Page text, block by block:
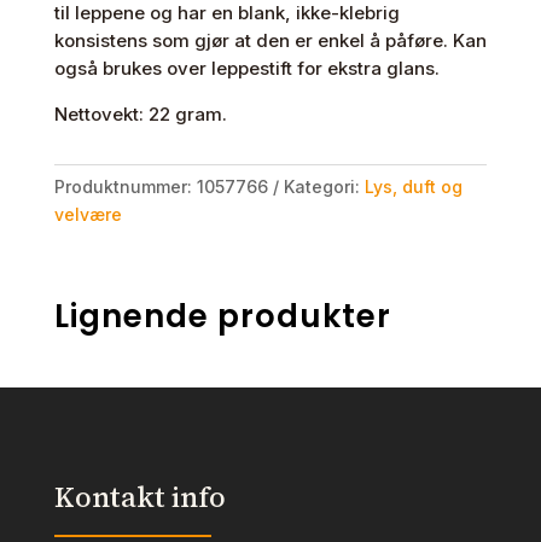
til leppene og har en blank, ikke-klebrig
konsistens som gjør at den er enkel å påføre. Kan
også brukes over leppestift for ekstra glans.
Nettovekt: 22 gram.
Produktnummer: 1057766 Kategori: Lys, duft og
velvære
Lignende produkter
Kontakt info